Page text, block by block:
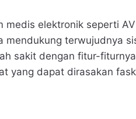
medis elektronik seperti
mendukung terwujudnya
sakit dengan fitur-
yang dapat dirasakan